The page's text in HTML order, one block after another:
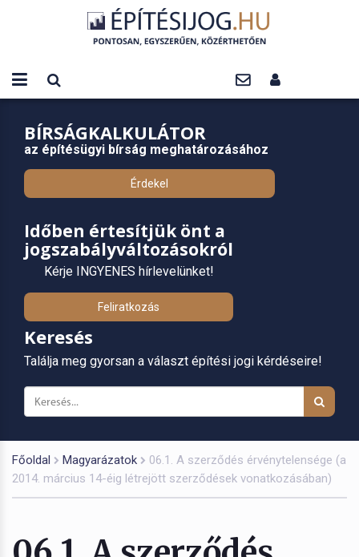
BÍRSÁGKALKULÁTOR
az építésügyi bírság meghatározásához
Érdekel
Időben értesítjük önt a
jogszabályváltozásokról
Kérje INGYENES hírlevelünket!
Feliratkozás
Keresés
Találja meg gyorsan a választ építési jogi kérdéseire!
Főoldal Magyarázatok
06.1. A szerződés érvénytelensége (a
2014. március 14-éig létrejött szerződések vonatkozásában)